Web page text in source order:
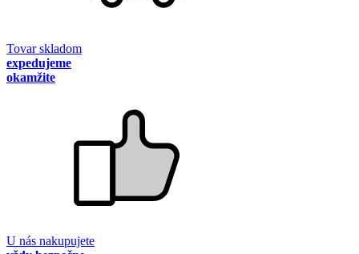
Tovar skladom
expedujeme
okamžite
U nás nakupujete